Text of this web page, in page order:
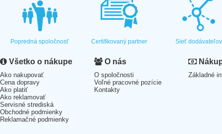
Popredná spoločnosť Certifikovaný partner Sieť dodávateľov
Všetko o nákupe
Ako nakupovať
Cena dopravy
Ako platiť
Ako reklamovať
Servisné strediská
Obchodné podmienky
Reklamačné podmienky
O nás
O spoločnosti
Voľné pracovné pozície
Kontakty
Základné